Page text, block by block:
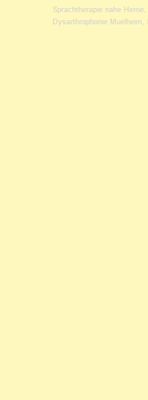
Sprachtherapie nahe Herne ,
Dysarthrophonie Muelheim ,